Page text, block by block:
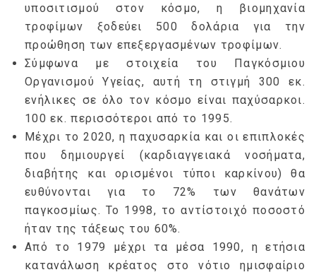
υποσιτισμού στον κόσμο, η βιομηχανία
τροφίμων ξοδεύει 500 δολάρια για την
προώθηση των επεξεργασμένων τροφίμων.
Σύμφωνα με στοιχεία του Παγκόσμιου
Οργανισμού Υγείας, αυτή τη στιγμή 300 εκ.
ενήλικες σε όλο τον κόσμο είναι παχύσαρκοι.
100 εκ. περισσότεροι από το 1995.
Μέχρι το 2020, η παχυσαρκία και οι επιπλοκές
που δημιουργεί (καρδιαγγειακά νοσήματα,
διαβήτης και ορισμένοι τύποι καρκίνου) θα
ευθύνονται για το 72% των θανάτων
παγκοσμίως. Το 1998, το αντίστοιχό ποσοστό
ήταν της τάξεως του 60%.
Από το 1979 μέχρι τα μέσα 1990, η ετήσια
κατανάλωση κρέατος στο νότιο ημισφαίριο